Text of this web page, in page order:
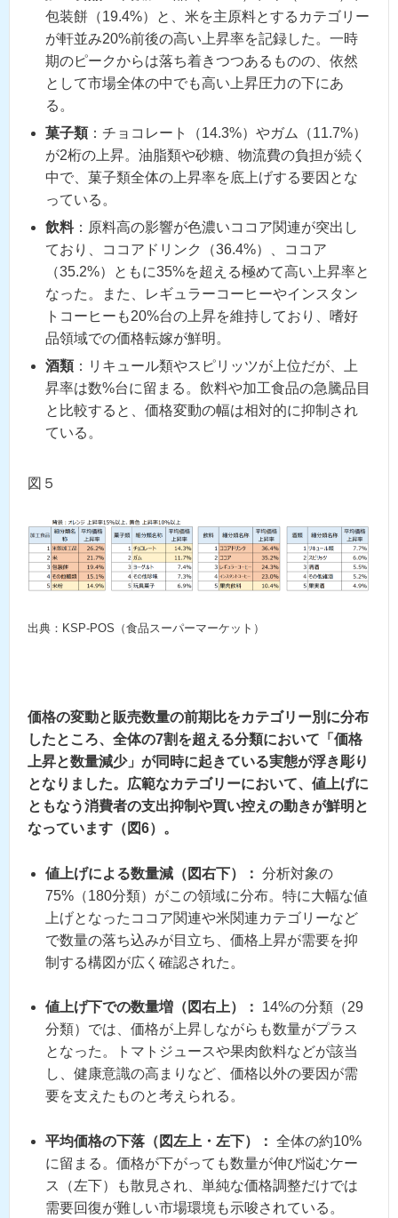
包装餅（19.4%）と、米を主原料とするカテゴリー
が軒並み20%前後の高い上昇率を記録した。一時
期のピークからは落ち着きつつあるものの、依然
として市場全体の中でも高い上昇圧力の下にあ
る。
菓子類：チョコレート（14.3%）やガム（11.7%）
が2桁の上昇。油脂類や砂糖、物流費の負担が続く
中で、菓子類全体の上昇率を底上げする要因とな
っている。
飲料：原料高の影響が色濃いココア関連が突出し
ており、ココアドリンク（36.4%）、ココア
（35.2%）ともに35%を超える極めて高い上昇率と
なった。また、レギュラーコーヒーやインスタン
トコーヒーも20%台の上昇を維持しており、嗜好
品領域での価格転嫁が鮮明。
酒類：リキュール類やスピリッツが上位だが、上
昇率は数%台に留まる。飲料や加工食品の急騰品目
と比較すると、価格変動の幅は相対的に抑制され
ている。
図５
出典：KSP-POS（食品スーパーマーケット）
価格の変動と販売数量の前期比をカテゴリー別に分布
したところ、全体の7割を超える分類において「価格
上昇と数量減少」が同時に起きている実態が浮き彫り
となりました。広範なカテゴリーにおいて、値上げに
ともなう消費者の支出抑制や買い控えの動きが鮮明と
なっています（図6）。
値上げによる数量減（図右下）： 分析対象の
75%（180分類）がこの領域に分布。特に大幅な値
上げとなったココア関連や米関連カテゴリーなど
で数量の落ち込みが目立ち、価格上昇が需要を抑
制する構図が広く確認された。
値上げ下での数量増（図右上）：
14%の分類（29
分類）では、価格が上昇しながらも数量がプラス
となった。トマトジュースや果肉飲料などが該当
し、健康意識の高まりなど、価格以外の要因が需
要を支えたものと考えられる。
平均価格の下落（図左上・左下）： 全体の約10%
に留まる。価格が下がっても数量が伸び悩むケー
ス（左下）も散見され、単純な価格調整だけでは
需要回復が難しい市場環境も示唆されている。